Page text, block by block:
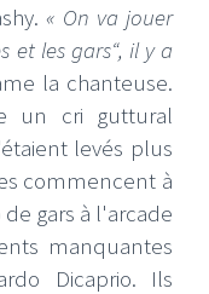
« On va jouer
et les gars“, il y a
la chanteuse.
un cri guttural
levés plus
commencent à
de gars à l'arcade
manquantes
Dicaprio. Ils